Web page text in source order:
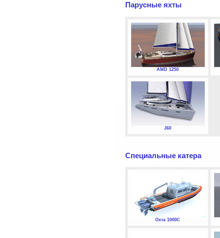
Парусные яхты
AMD 1250
J60
Специальные катера
Охта 1000С